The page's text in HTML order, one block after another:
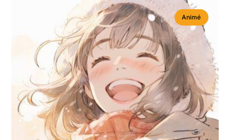
Animé